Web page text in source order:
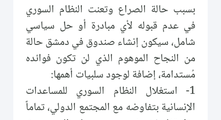
بسبب حالة الصراع وتعنت النظام السوري
في عدم قبوله لأي مبادرة أو حل سياسي
شامل، سيكون إنشاء صندوق في دمشق حالة
من النجاح الموهوم الذي لن تكون فوائده
مُستدامة، إضافة لوجود سلبيات أهمها:
1- استغلال النظام السوري للمساعدات
الإنسانية بتفاوضه مع المجتمع الدولي، تماماً